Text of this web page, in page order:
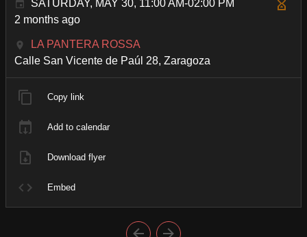
SATURDAY, MAY 30, 11:00 AM-02:00 PM
2 months ago
LA PANTERA ROSSA
Calle San Vicente de Paúl 28, Zaragoza
Copy link
Add to calendar
Download flyer
Embed